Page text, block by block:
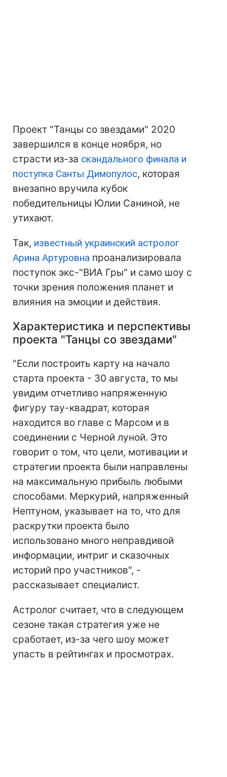
Проект "Танцы со звездами" 2020
завершился в конце ноября, но
страсти из-за скандального финала и
поступка Санты Димопулос, которая
внезапно вручила кубок
победительницы Юлии Саниной, не
утихают.
Так, известный украинский астролог
Арина Артуровна проанализировала
поступок экс-"ВИА Гры" и само шоу с
точки зрения положения планет и
влияния на эмоции и действия.
Характеристика и перспективы
проекта "Танцы со звездами"
"Если построить карту на начало
старта проекта - 30 августа, то мы
увидим отчетливо напряженную
фигуру тау-квадрат, которая
находится во главе с Марсом и в
соединении с Черной луной. Это
говорит о том, что цели, мотивации и
стратегии проекта были направлены
на максимальную прибыль любыми
способами. Меркурий, напряженный
Нептуном, указывает на то, что для
раскрутки проекта было
использовано много неправдивой
информации, интриг и сказочных
историй про участников", -
рассказывает специалист.
Астролог считает, что в следующем
сезоне такая стратегия уже не
сработает, из-за чего шоу может
упасть в рейтингах и просмотрах.